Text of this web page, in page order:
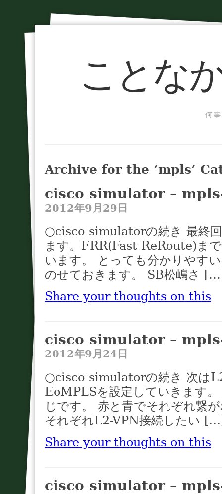
ことな
何
Archive for the ‘mpls’
cisco simulator –
2012年9月29日
○cisco simulatorの続き 最終
ます。FRR(Fast ReRoute)ま
います。 とっても分かりやす
のせておきます。 SB松嶋さ
Share your thoughts on this
cisco simulator –
2012年9月24日
○cisco simulatorの続き 次は
EoMPLSを設定していきます
じです。 赤と青でそれぞれ繋
それぞれL2-VPN接続したい
Share your thoughts on this
cisco simulator –